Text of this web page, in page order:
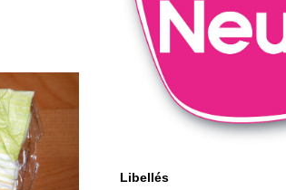
Libellés